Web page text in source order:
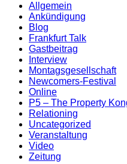
Allgemein
Ankündigung
Blog
Frankfurt Talk
Gastbeitrag
Interview
Montagsgesellschaft
Newcomers-Festival
Online
P5 – The Property
Relationing
Uncategorized
Veranstaltung
Video
Zeitung